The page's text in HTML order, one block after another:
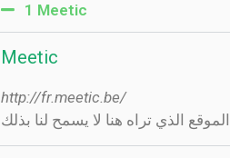
1 Meetic
Meetic
http://fr.meetic.be/